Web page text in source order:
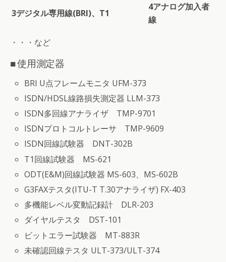
3デジタル専用線(BRI)、T1
4アナログ加入者
線
・・・など
■ 使用測定器
BRI U点フレームモニタ UFM-373
ISDN/HDSL線路損失測定器 LLM-373
ISDN多回線アナライザ TMP-9701
ISDNプロトコルトレーサ TMP-9609
ISDN回線試験器 DNT-302B
T1回線試験器 MS-621
ODT(E&M)回線試験器 MS-603、MS-602B
G3FAXテスタ(ITU-T T.30アナライザ) FX-403
多機能レベル変動記録計 DLR-203
ダイヤルテスタ DST-101
ビットエラー試験器 MT-883R
未確認回線テスタ ULT-373/ULT-374